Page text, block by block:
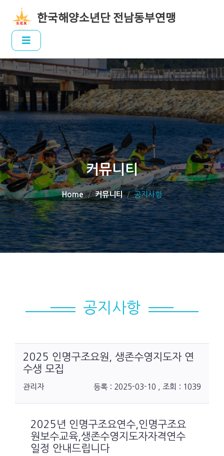
한국해양소년단 전남동부연맹
커뮤니티
Home 커뮤니티 공지사항
공지사항
2​0​2​5​ ​인​명​구​조​요​원​,​ ​생​존​수​영​지​도​자​ ​연​
수​생​ ​모​집
관리자 등록 : 2025-03-10 , 조회 : 1039
2025년 인명구조요연수,인명구조요
원보수교육,생존수영지도자자격연수
일정 안내드립니다